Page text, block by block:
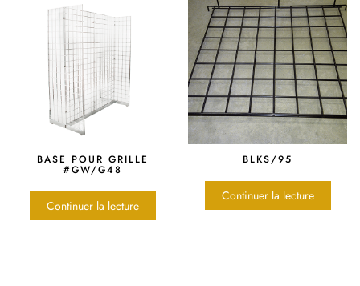
BASE POUR GRILLE
#GW/G48
Continuer la lecture
BLKS/95
Continuer la lecture